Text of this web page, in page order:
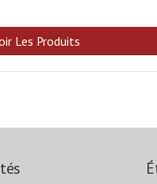
Les Produits